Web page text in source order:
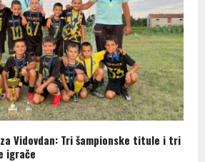
Vidovdan: Tri šampionske titule i tri
igrače